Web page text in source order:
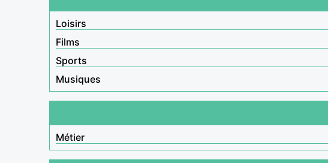
Loisirs
Films
Sports
Musiques
Métier